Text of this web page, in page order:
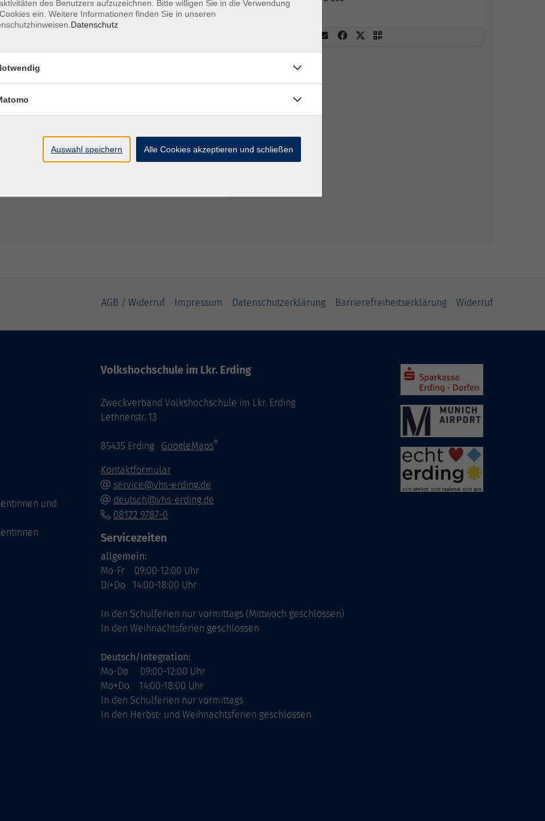
Ort / Raum
Raum B 203
Uhr
Erding, VHS-Haus,
Raum B 203
AGB / Widerruf Impressum Datenschutzerklärung Barrierefreiheitserklärung Widerruf
und
Volkshochschule im Lkr. Erding
Zweckverband Volkshochschule im Lkr. Erding
Lethnerstr. 13
85435 Erding GoogleMaps®
Kontaktformular
service@vhs-erding.de
deutsch@vhs-erding.de
08122 9787-0
Servicezeiten
allgemein:
Mo-Fr 09:00-12:00 Uhr
Di+Do 14:00-18:00 Uhr
In den Schulferien nur vormittags (Mittwoch geschlossen)
In den Weihnachtsferien geschlossen
Deutsch/Integration:
Mo-Do 09:00-12:00 Uhr
Mo+Do 14:00-18:00 Uhr
In den Schulferien nur vormittags
In den Herbst- und Weihnachtsferien geschlossen
des Benutzers aufzuzeichnen. Bitte willigen Sie in die Verwendung
ein. Weitere Informationen finden Sie in unseren
Datenschutz
Auswahl speichern Alle Cookies akzeptieren und schließen